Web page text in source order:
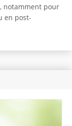
notamment pour
en post-